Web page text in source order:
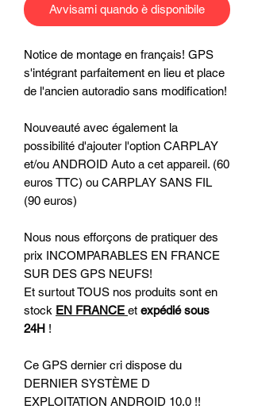
Avvisami quando è disponibile
Notice de montage en français! GPS
s'intégrant parfaitement en lieu et place
de l'ancien autoradio sans modification!
Nouveauté avec également la
possibilité d'ajouter l'option CARPLAY
et/ou ANDROID Auto a cet appareil. (60
euros TTC) ou CARPLAY SANS FIL
(90 euros)
Nous nous efforçons de pratiquer des
prix INCOMPARABLES EN FRANCE
SUR DES GPS NEUFS!
Et surtout TOUS nos produits sont en
stock EN FRANCE et expédié sous
24H !
Ce GPS dernier cri dispose du
DERNIER SYSTÈME D
EXPLOITATION ANDROID 10.0 !!